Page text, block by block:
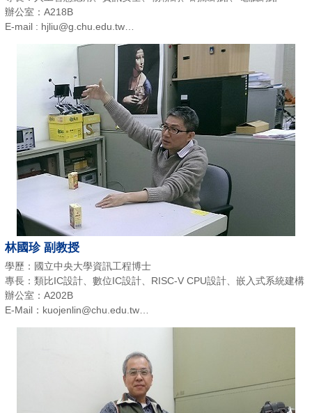
辦公室：A218B
E-mail : hjliu@g.chu.edu.tw
林國珍 副教授
學歷：國立中央大學資訊工程博士
專長：類比IC設計、數位IC設計、RISC-V CPU設計、嵌入式系統建構
辦公室：A202B
E-Mail：kuojenlin@chu.edu.tw
電話：(03)518-6868